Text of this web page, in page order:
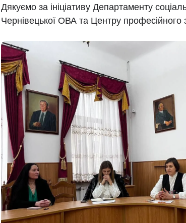
Дякуємо за ініціативу Департаменту
Чернівецької ОВА та Центру